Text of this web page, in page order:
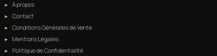
À propos
Contact
Conditions Générales de Vente
Mentions Légales
Politique de Confidentialité